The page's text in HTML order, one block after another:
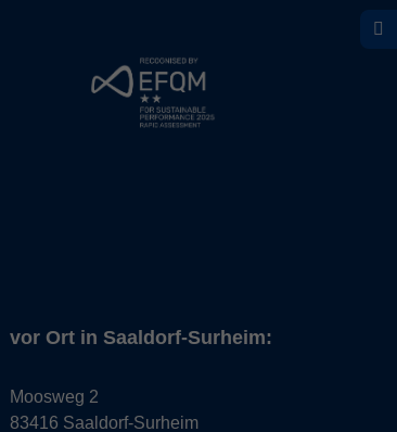
vor Ort in Saaldorf-Surheim:
Moosweg 2
83416 Saaldorf-Surheim